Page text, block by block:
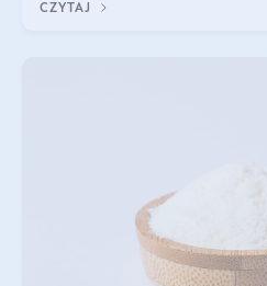
CZYTAJ